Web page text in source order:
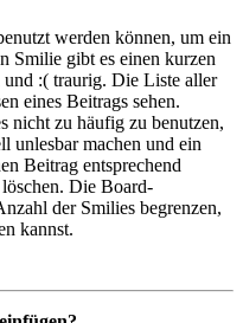
werden können, um ein
Smilie gibt es einen kurzen
:( traurig. Die Liste aller
eines Beitrags sehen.
nicht zu häufig zu benutzen,
unlesbar machen und ein
Beitrag entsprechend
Die Board-
der Smilies begrenzen,
kannst.